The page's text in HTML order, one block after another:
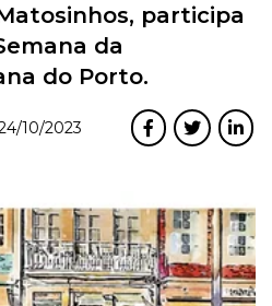
participa
da
do Porto.
10/2023